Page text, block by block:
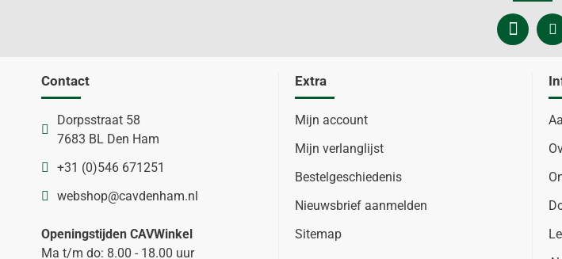
Contact
Dorpsstraat 58
7683 BL Den Ham
+31 (0)546 671251
webshop@cavdenham.nl
Openingstijden CAVWinkel
Ma t/m do: 8.00 - 18.00 uur
Extra
Mijn account
Mijn verlanglijst
Bestelgeschiedenis
Nieuwsbrief aanmelden
Sitemap